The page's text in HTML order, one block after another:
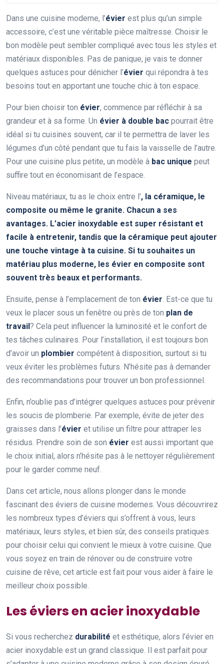
Dans une cuisine moderne, l’évier est plus qu’un simple
accessoire, c’est une véritable pièce maîtresse. Choisir le
bon modèle peut sembler compliqué avec tous les styles et
matériaux disponibles. Pas de panique, je vais te donner
quelques astuces pour dénicher l’évier qui répondra à tes
besoins tout en apportant une touche chic à ton espace.
Pour bien choisir ton évier, commence par réfléchir à sa
grandeur et à sa forme. Un évier à double bac pourrait être
idéal si tu cuisines souvent, car il te permettra de laver les
légumes d’un côté pendant que tu fais la vaisselle de l’autre.
Pour une cuisine plus petite, un modèle à bac unique peut
suffire tout en économisant de l’espace.
Niveau matériaux, tu as le choix entre l’, la céramique, le
composite ou même le granite. Chacun a ses
avantages. L’acier inoxydable est super résistant et
facile à entretenir, tandis que la céramique peut ajouter
une touche vintage à ta cuisine. Si tu souhaites un
matériau plus moderne, les évier en composite sont
souvent très beaux et performants.
Ensuite, pense à l’emplacement de ton évier. Est-ce que tu
veux le placer sous un fenêtre ou près de ton plan de
travail ? Cela peut influencer la luminosité et le confort de
tes tâches culinaires. Pour l’installation, il est toujours bon
d’avoir un plombier compétent à disposition, surtout si tu
veux éviter les problèmes futurs. N’hésite pas à demander
des recommandations pour trouver un bon professionnel.
Enfin, n’oublie pas d’intégrer quelques astuces pour prévenir
les soucis de plomberie. Par exemple, évite de jeter des
graisses dans l’évier et utilise un filtre pour attraper les
résidus. Prendre soin de son évier est aussi important que
le choix initial, alors n’hésite pas à le nettoyer régulièrement
pour le garder comme neuf.
Dans cet article, nous allons plonger dans le monde
fascinant des éviers de cuisine modernes. Vous découvrirez
les nombreux types d’éviers qui s’offrent à vous, leurs
matériaux, leurs styles, et bien sûr, des conseils pratiques
pour choisir celui qui convient le mieux à votre cuisine. Que
vous soyez en train de rénover ou de construire votre
cuisine de rêve, cet article est fait pour vous aider à faire le
meilleur choix possible.
Les éviers en acier inoxydable
Si vous recherchez durabilité et esthétique, alors l’évier en
acier inoxydable est un grand classique. Il est parfait pour